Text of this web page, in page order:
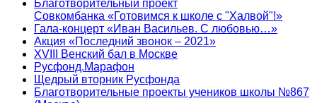
Благотворительный проект
Совкомбанка «Готовимся к школе с "Халвой"!»
Гала-концерт «Иван Васильев. С любовью…»
Акция «Последний звонок – 2021»
XVIII Венский бал в Москве
Русфонд.Марафон
Щедрый вторник Русфонда
Благотворительные проекты учеников школы №867